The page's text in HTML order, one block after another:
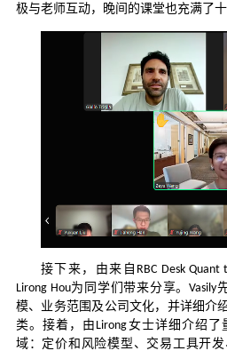
极与老师互动，晚间的课堂也充满了十
接下来，由来自 RBC Desk Quant
Lirong Hou为同学们带来分享。Vasily
模、业务范围及公司文化，并详细介
类。接着，由 Lirong女士详细介绍了
域：定价和风险模型、交易工具开